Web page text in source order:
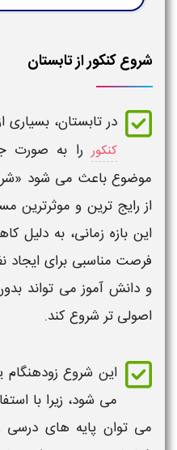
شروع کنکور از تابستان
درتابستان، بسیاری
کنکوررا به صورت
موضوع باعث می شود «
از رایج ترین و موثرترین
این بازه زمانی، به دلیل
فرصت مناسبی برای ایجاد
و دانش آموز می تواند
اصولی تر شروع کند.
این شروع
می شود، زیرا با
می توان پایه های درسی